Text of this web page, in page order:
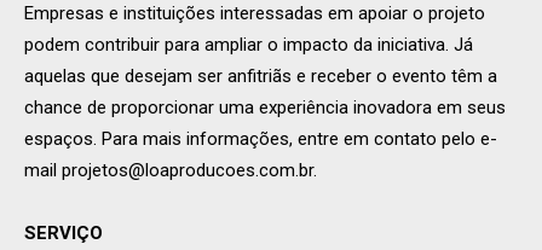
Empresas e instituições interessadas em apoiar o projeto
podem contribuir para ampliar o impacto da iniciativa. Já
aquelas que desejam ser anfitriãs e receber o evento têm a
chance de proporcionar uma experiência inovadora em seus
espaços. Para mais informações, entre em contato pelo e-
mail projetos@loaproducoes.com.br.
SERVIÇO